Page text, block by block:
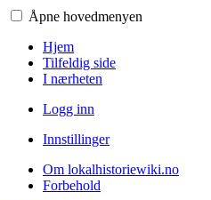
Åpne hovedmenyen
Hjem
Tilfeldig side
I nærheten
Logg inn
Innstillinger
Om lokalhistoriewiki.no
Forbehold